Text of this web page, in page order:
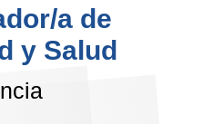
a de
y Salud